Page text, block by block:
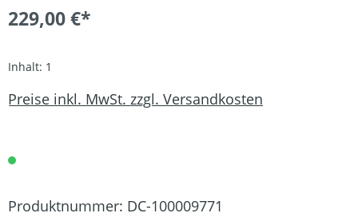
229,00 €*
Inhalt: 1
Preise inkl. MwSt. zzgl. Versandkosten
Produktnummer: DC-100009771